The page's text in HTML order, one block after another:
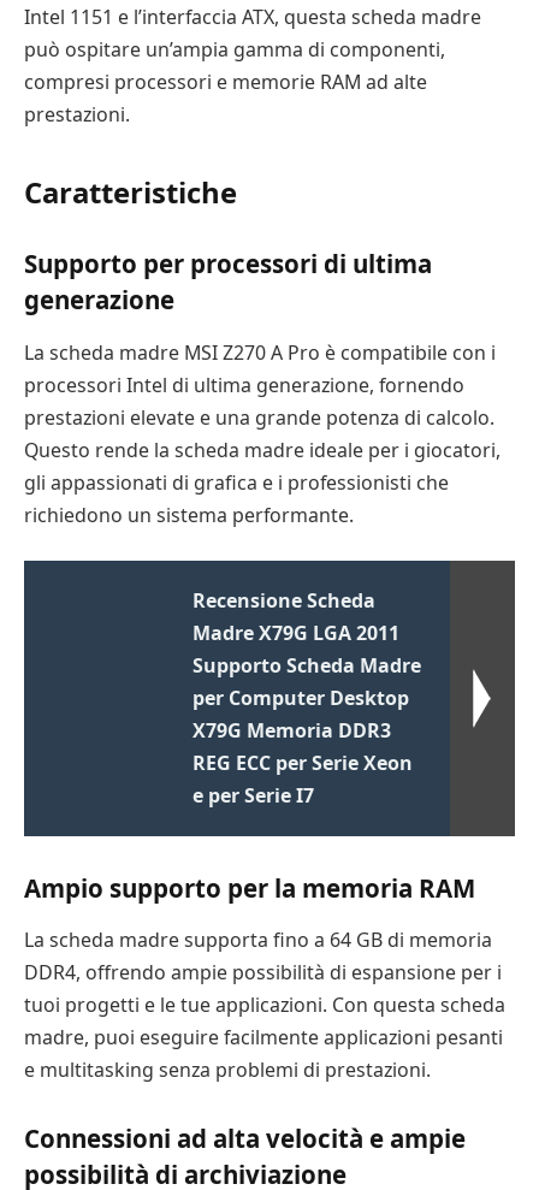
Intel 1151 e l’interfaccia ATX, questa scheda madre
può ospitare un’ampia gamma di componenti,
compresi processori e memorie RAM ad alte
prestazioni.
Caratteristiche
Supporto per processori di ultima
generazione
La scheda madre MSI Z270 A Pro è compatibile con i
processori Intel di ultima generazione, fornendo
prestazioni elevate e una grande potenza di calcolo.
Questo rende la scheda madre ideale per i giocatori,
gli appassionati di grafica e i professionisti che
richiedono un sistema performante.
Recensione Scheda
Madre X79G LGA 2011
Supporto Scheda Madre
per Computer Desktop
X79G Memoria DDR3
REG ECC per Serie Xeon
e per Serie I7
Ampio supporto per la memoria RAM
La scheda madre supporta fino a 64 GB di memoria
DDR4, offrendo ampie possibilità di espansione per i
tuoi progetti e le tue applicazioni. Con questa scheda
madre, puoi eseguire facilmente applicazioni pesanti
e multitasking senza problemi di prestazioni.
Connessioni ad alta velocità e ampie
possibilità di archiviazione